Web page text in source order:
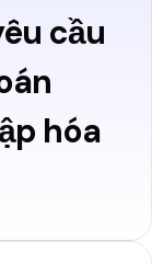
cầu
hóa